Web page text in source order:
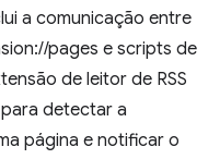
a comunicação entre
pages e scripts de
de leitor de RSS
detectar a
página e notificar o